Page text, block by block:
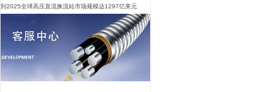
到2025全球高压直流换流站市场规模达1297亿美元